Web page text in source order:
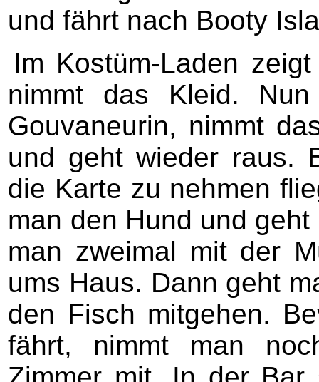
und fährt nach Booty
Im Kostüm-Laden
nimmt das Kleid.
Gouvaneurin, nimmt
und geht wieder raus.
die Karte zu nehmen
man den Hund und
man zweimal mit der
ums Haus. Dann geht
den Fisch mitgehen.
fährt, nimmt man